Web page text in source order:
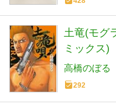
土竜(モグ
ミックス)
高橋のぼる
292